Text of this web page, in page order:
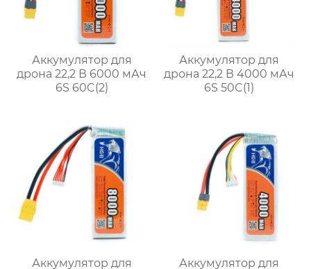
Аккумулятор для
дрона 22,2 В 6000 мАч
6S 60C(2)
Аккумулятор для
дрона 22,2 В 4000 мАч
6S 50C(1)
Аккумулятор для
Аккумулятор для